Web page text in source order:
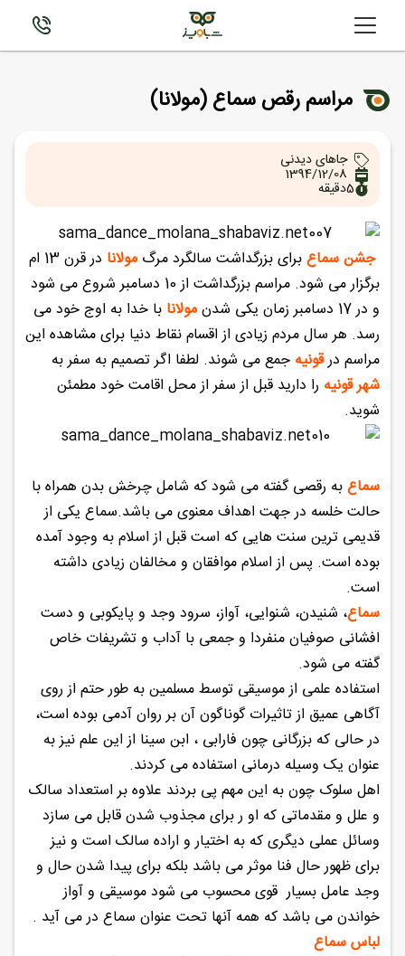
مراسم رقص سماع (مولانا)
جاهای دیدنی
1394/12/08
5دقیقه
جشن سماعبرای بزرگداشت سالگرد مرگ مولانا
در قرن 13 ام
برگزار می شود. مراسم بزرگداشت از 10 دسامبر شروع می شود
و در 17 دسامبر زمان یکی شدن
مولانا با خدا به اوج خود می
رسد. هر سال مردم زیادی از اقسام نقاط دنیا برای مشاهده این
مراسم درقونیه جمع می شوند. لطفا اگر تصمیم به سفر به
شهر قونیه را دارید قبل از سفر از محل اقامت خود مطمئن
شوید.
سماعبه رقصی گفته می شود که شامل چرخش بدن همراه با
حالت خلسه در جهت اهداف معنوی می باشد.سماع یکی از
قدیمی ترین سنت هایی که است قبل از اسلام به وجود آمده
بوده است. پس از اسلام موافقان و مخالفان زیادی داشته
است.
سماع، شنیدن، شنوایی، آواز، سرود وجد و پایکوبی و دست
افشانی صوفیان منفردا و جمعی با آداب و تشریفات خاص
گفته می شود.
استفاده علمی از موسیقی توسط مسلمین به طور حتم از روی
آگاهی عمیق از تاثیرات گوناگون آن بر روان آدمی بوده است،
در حالی که بزرگانی چون فارابی ، ابن سینا از این علم نیز به
عنوان یک وسیله درمانی استفاده می کردند.
اهل سلوک چون به این مهم پی بردند علاوه بر استعداد سالک
و علل و مقدماتی که او ر برای مجذوب شدن قابل می سازد
وسائل عملی دیگری که به اختیار و اراده سالک است و نیز
برای ظهور حال فنا موثر می باشد بلکه برای پیدا شدن حال و
وجد عامل بسیار قوی محسوب می شود موسیقی و آواز
خواندن می باشد که همه آنها تحت عنوان سماع در می آید .
لباس سماع